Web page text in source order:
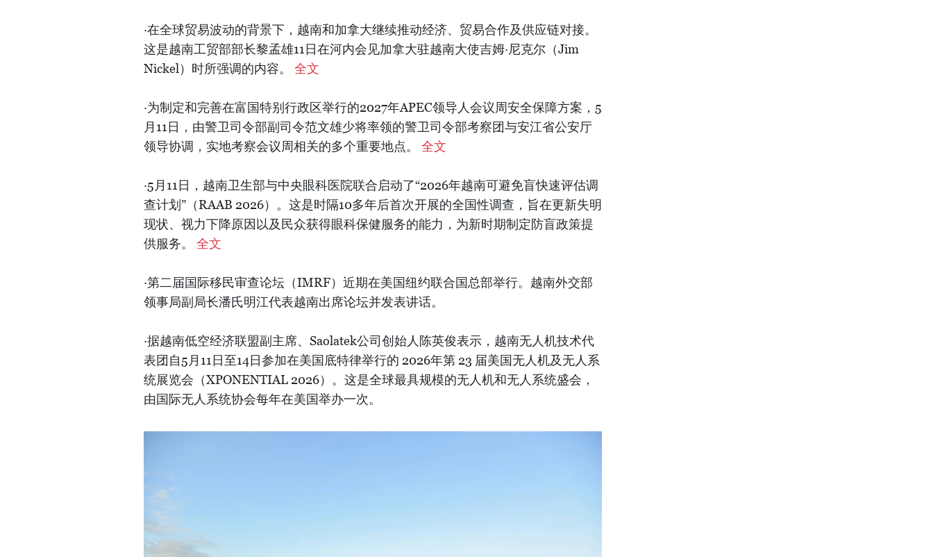
·在全球贸易波动的背景下，越南和加拿大继续推动经济、贸易合作及供应链对接。
这是越南工贸部部长黎孟雄11日在河内会见加拿大驻越南大使吉姆·尼克尔（Jim
Nickel）时所强调的内容。 全文
·为制定和完善在富国特别行政区举行的2027年APEC领导人会议周安全保障方案，5
月11日，由警卫司令部副司令范文雄少将率领的警卫司令部考察团与安江省公安厅
领导协调，实地考察会议周相关的多个重要地点。 全文
·5月11日，越南卫生部与中央眼科医院联合启动了“2026年越南可避免盲快速评估调
查计划”（RAAB 2026）。这是时隔10多年后首次开展的全国性调查，旨在更新失明
现状、视力下降原因以及民众获得眼科保健服务的能力，为新时期制定防盲政策提
供服务。 全文
·第二届国际移民审查论坛（IMRF）近期在美国纽约联合国总部举行。越南外交部
领事局副局长潘氏明江代表越南出席论坛并发表讲话。
·据越南低空经济联盟副主席、Saolatek公司创始人陈英俊表示，越南无人机技术代
表团自5月11日至14日参加在美国底特律举行的 2026年第 23 届美国无人机及无人系
统展览会（XPONENTIAL 2026）。这是全球最具规模的无人机和无人系统盛会，
由国际无人系统协会每年在美国举办一次。